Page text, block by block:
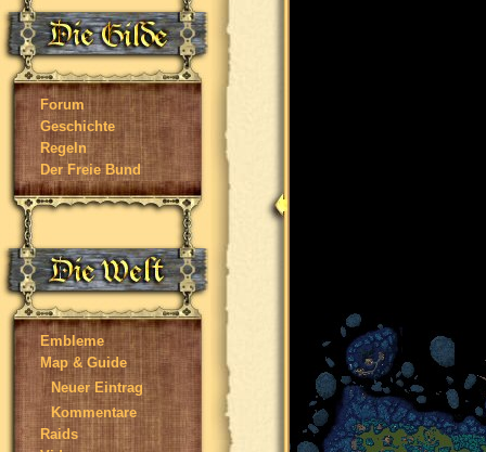
Forum
Geschichte
Regeln
Der Freie Bund
Embleme
Map & Guide
Neuer Eintrag
Kommentare
Raids